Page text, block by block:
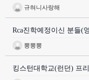
규혀니사랑해
Rca진학예정이신 분들(
뽕뽕뽕
킹스턴대학교(런던) 프